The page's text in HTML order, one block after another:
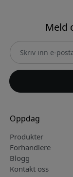
Meld
Oppdag
Produkter
Forhandlere
Blogg
Kontakt oss